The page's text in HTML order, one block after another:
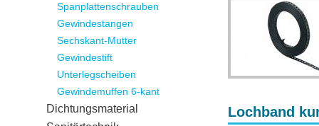
Lochband
Spanplattenschrauben
Gewindestangen
Sechskant-Mutter
Gewindestift
Unterlegscheiben
Gewindemuffen 6-kant
Dichtungsmaterial